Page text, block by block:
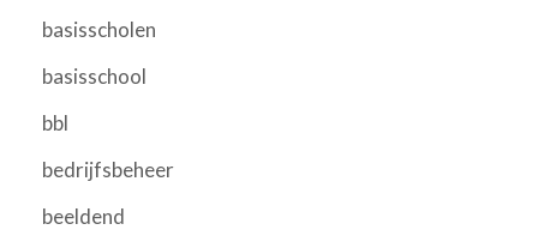
basisscholen
basisschool
bbl
bedrijfsbeheer
beeldend